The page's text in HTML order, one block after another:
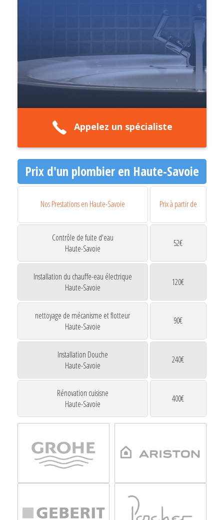
Appelez un spécialiste
Prix d'un plombier en Haute-Savoie
Nos Prestations en Haute-Savoie Prix à partir de
Contrôle de fuite d'eau
Haute-Savoie
52€
Installation du chauffe-eau électrique
Haute-Savoie
120€
nettoyage de mécanisme et flotteur
Haute-Savoie
90€
Installation Douche
Haute-Savoie
240€
Rénovation cuisisne
Haute-Savoie
400€